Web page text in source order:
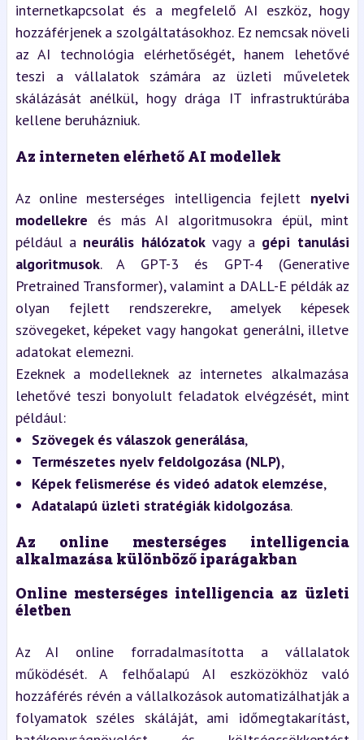
internetkapcsolat és a megfelelő AI eszköz, hogy
hozzáférjenek a szolgáltatásokhoz. Ez nemcsak növeli
az AI technológia elérhetőségét, hanem lehetővé
teszi a vállalatok számára az üzleti műveletek
skálázását anélkül, hogy drága IT infrastruktúrába
kellene beruházniuk.
Az interneten elérhető AI modellek
Az online mesterséges intelligencia fejlett nyelvi
modellekre és más AI algoritmusokra épül, mint
például a neurális hálózatok vagy a gépi tanulási
algoritmusok. A GPT-3 és GPT-4 (Generative
Pretrained Transformer), valamint a DALL-E példák az
olyan fejlett rendszerekre, amelyek képesek
szövegeket, képeket vagy hangokat generálni, illetve
adatokat elemezni.
Ezeknek a modelleknek az internetes alkalmazása
lehetővé teszi bonyolult feladatok elvégzését, mint
például:
Szövegek és válaszok generálása,
Természetes nyelv feldolgozása (NLP),
Képek felismerése és videó adatok elemzése,
Adatalapú üzleti stratégiák kidolgozása.
Az online mesterséges intelligencia
alkalmazása különböző iparágakban
Online mesterséges intelligencia az üzleti
életben
Az AI online forradalmasította a vállalatok
működését. A felhőalapú AI eszközökhöz való
hozzáférés révén a vállalkozások automatizálhatják a
folyamatok széles skáláját, ami időmegtakarítást,